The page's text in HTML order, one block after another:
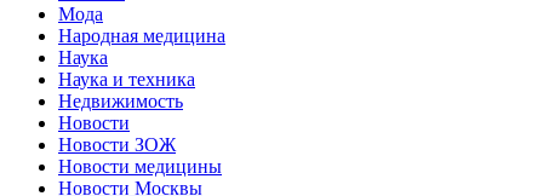
Мода
Народная медицина
Наука
Наука и техника
Недвижимость
Новости
Новости ЗОЖ
Новости медицины
Новости Москвы